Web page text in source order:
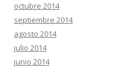
octubre 2014
septiembre 2014
agosto 2014
julio 2014
junio 2014